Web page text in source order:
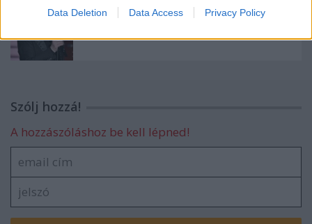
user protection.
Data Deletion Data Access Privacy Policy
Szólj hozzá!
A hozzászóláshoz be kell lépned!